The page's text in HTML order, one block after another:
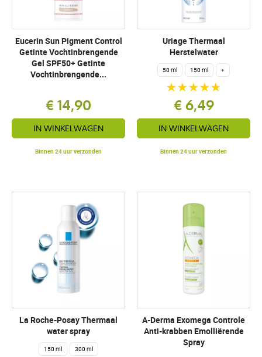
Eucerin Sun Pigment Control
Getinte Vochtinbrengende
Gel SPF50+ Getinte
Vochtinbrengende...
€ 14,90
IN WINKELWAGEN
Binnen 24 uur verzonden
Uriage Thermaal
Herstelwater
50 ml 150 ml +
€ 6,49
IN WINKELWAGEN
Binnen 24 uur verzonden
La Roche-Posay Thermaal
water spray
150 ml 300 ml
A-Derma Exomega Controle
Anti-krabben Emolliërende
Spray